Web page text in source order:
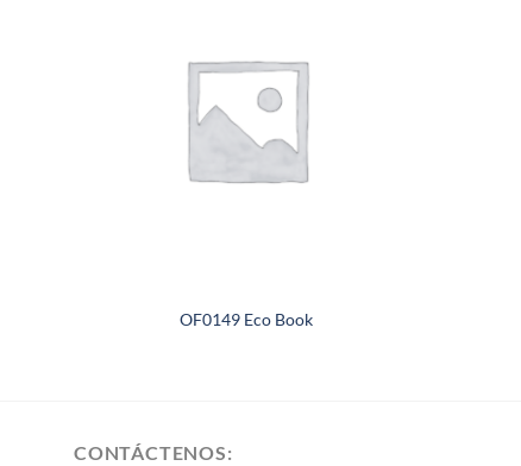
OF0149 Eco Book
CONTÁCTENOS: